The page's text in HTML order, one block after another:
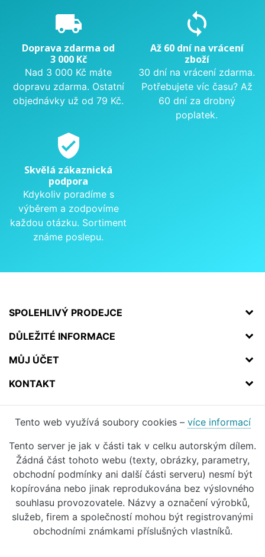
local_shipping
Doprava zdarma od
3 000 Kč
Nad 3 000 Kč máte
dopravu zdarma. Ostatní
objednávky už od 79 Kč.
sync
Až 60 dní na vrácení
zboží
30 dní na vrácení zdarma.
Potřebujete víc času? Až
60 dní za drobný
poplatek.
verified_user
Skvělá zákaznická
podpora
Kdykoliv poradíme s
výběrem a zodpovíme
každou otázku. Sortiment
známe poslepu.
SPOLEHLIVÝ PRODEJCE
DŮLEŽITÉ INFORMACE
MŮJ ÚČET
KONTAKT
Tento web využívá soubory cookies – více informací
Tento server je jak v části tak v celku autorským dílem.
Žádná část tohoto webu (texty, obrázky, parametry,
obchodní podmínky ani další části serveru) nesmí být
kopírována nebo jinak reprodukována bez výslovného
souhlasu provozovatele. Názvy a označení výrobků,
služeb, firem a společností mohou být registrovanými
obchodními známkami příslušných vlastníků.